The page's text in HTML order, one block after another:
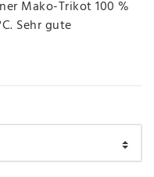
Mako-Trikot 100 %
Sehr gute